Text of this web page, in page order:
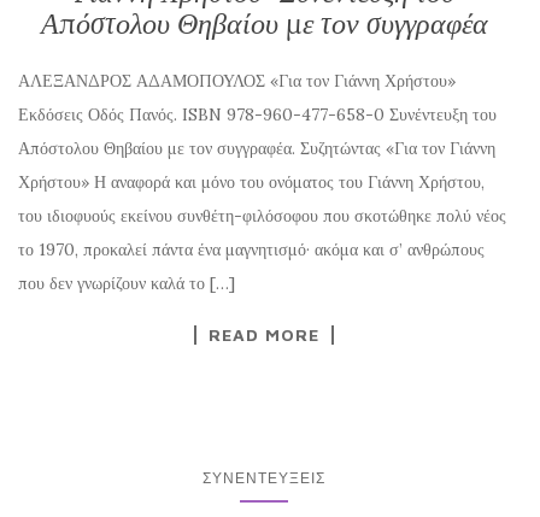
Απόστολου Θηβαίου με τον συγγραφέα
ΑΛΕΞΑΝΔΡΟΣ ΑΔΑΜΟΠΟΥΛΟΣ «Για τον Γιάννη Χρήστου»
Εκδόσεις Οδός Πανός. ISBN 978-960-477-658-0 Συνέντευξη του
Απόστολου Θηβαίου με τον συγγραφέα. Συζητώντας «Για τον Γιάννη
Χρήστου» Η αναφορά και μόνο του ονόματος του Γιάννη Χρήστου,
του ιδιοφυούς εκείνου συνθέτη-φιλόσοφου που σκοτώθηκε πολύ νέος
το 1970, προκαλεί πάντα ένα μαγνητισμό· ακόμα και σ’ ανθρώπους
που δεν γνωρίζουν καλά το […]
READ MORE
ΣΥΝΕΝΤΕΎΞΕΙΣ